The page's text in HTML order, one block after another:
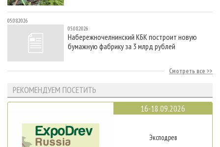
05.08.2026
05.08.2026
Набережночелнинский КБК построит новую
бумажную фабрику за 3 млрд рублей
Смотреть все
РЕКОМЕНДУЕМ ПОСЕТИТЬ
16-18.09.2026
Эксподрев